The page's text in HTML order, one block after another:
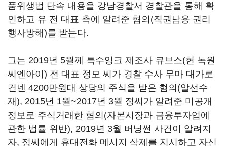
품위생법 단속 내용을 강남경찰서 경찰관을 통해 확
인하고 유 전 대표 측에 알려준 혐의(직권남용 권리
행사방해)를 받는다.
그는 2019년 5월께 특수잉크 제조사 큐브스(현 녹원
씨엔아이) 전 대표 정모 씨가 경찰 수사 무마 대가로
건넨 4200만원대 상당의 주식을 받은 혐의(알선수
재), 2015년 1월~2017년 3월 정씨가 알려준 미공개
정보로 주식거래한 혐의(자본시장과 금융투자업에
관한 법률 위반), 2019년 3월 버닝썬 사건이 알려지
자, 정씨에게 휴대전화 메시지 삭제를 지시하고 자신